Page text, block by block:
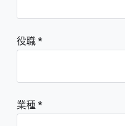
役職
業種 *